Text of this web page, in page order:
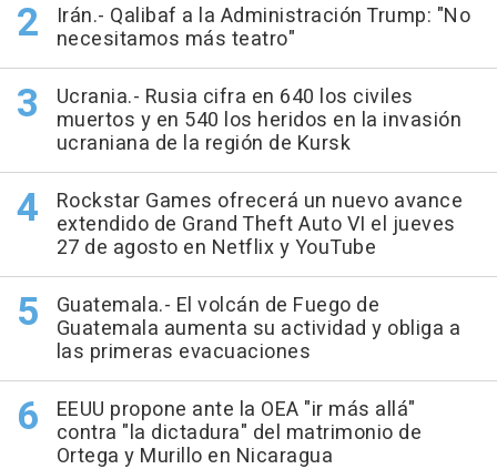
Irán.- Qalibaf a la Administración Trump: "No
necesitamos más teatro"
Ucrania.- Rusia cifra en 640 los civiles
muertos y en 540 los heridos en la invasión
ucraniana de la región de Kursk
Rockstar Games ofrecerá un nuevo avance
extendido de Grand Theft Auto VI el jueves
27 de agosto en Netflix y YouTube
Guatemala.- El volcán de Fuego de
Guatemala aumenta su actividad y obliga a
las primeras evacuaciones
EEUU propone ante la OEA "ir más allá"
contra "la dictadura" del matrimonio de
Ortega y Murillo en Nicaragua